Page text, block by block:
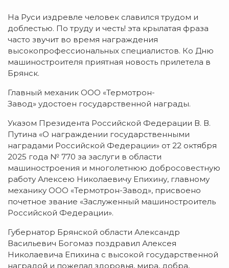
На Руси издревле человек славился трудом и
доблестью. По труду и честь! эта крылатая фраза
часто звучит во время награждения
высокопрофессиональных специалистов. Ко Дню
машиностроителя приятная новость прилетела в
Брянск.
Главный механик ООО «Термотрон-
Завод» удостоен государственной награды.
Указом Президента Российской Федерации В. В.
Путина «О награждении государственными
наградами Российской Федерации» от 22 октября
2025 года № 770 за заслуги в области
машиностроения и многолетнюю добросовестную
работу Алексею Николаевичу Епихину, главному
механику ООО «Термотрон-Завод», присвоено
почетное звание «Заслуженный машиностроитель
Российской Федерации».
Губернатор Брянской области Александр
Васильевич Богомаз поздравил Алексея
Николаевича Епихина с высокой государственной
наградой и пожелал здоровья, мира, добра,